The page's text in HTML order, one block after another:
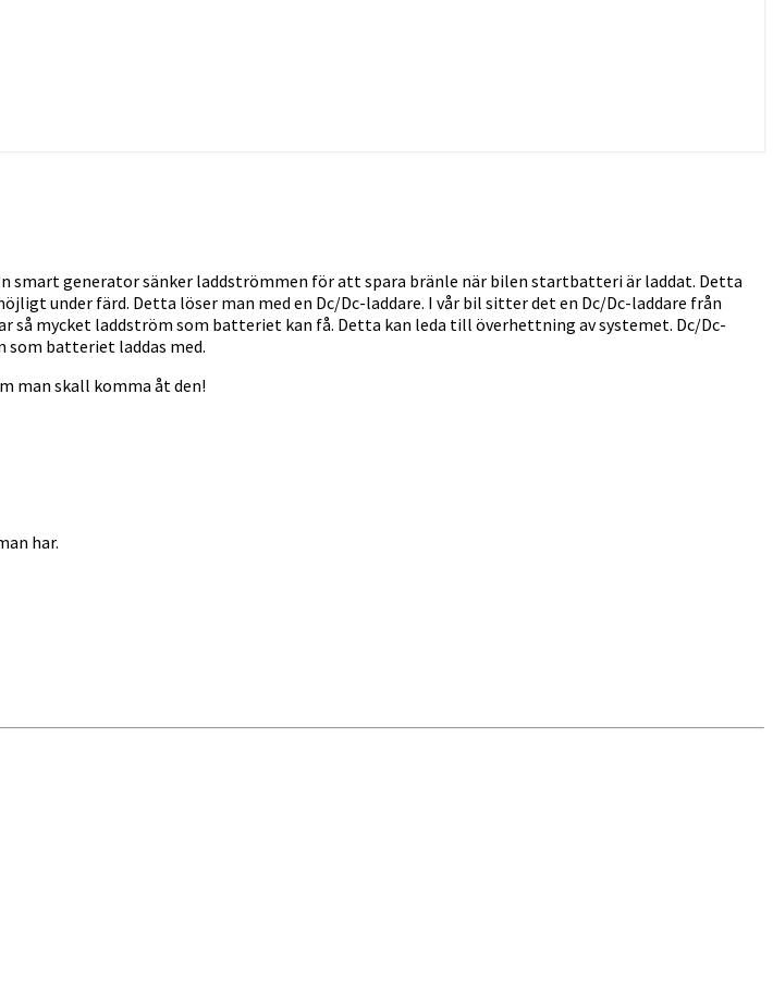
smart generator sänker laddströmmen för att spara bränle när bilen startbatteri är laddat. Detta
under färd. Detta löser man med en Dc/Dc-laddare. I vår bil sitter det en Dc/Dc-laddare från
så mycket laddström som batteriet kan få. Detta kan leda till överhettning av systemet. Dc/Dc-
som batteriet laddas med.
man skall komma åt den!
har.